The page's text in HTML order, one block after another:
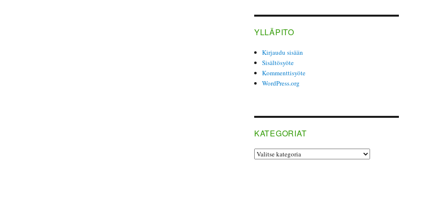
YLLÄPITO
Kirjaudu sisään
Sisältösyöte
Kommenttisyöte
WordPress.org
KATEGORIAT
Kategoriat